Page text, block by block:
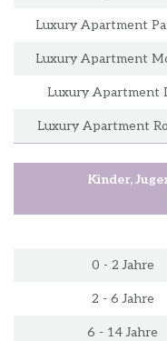
Luxury Apartment
Luxury Apartment
Luxury Apartment
Luxury Apartment
Kinder,
0 - 2 Jahre
2 - 6 Jahre
6 - 14 Jahre